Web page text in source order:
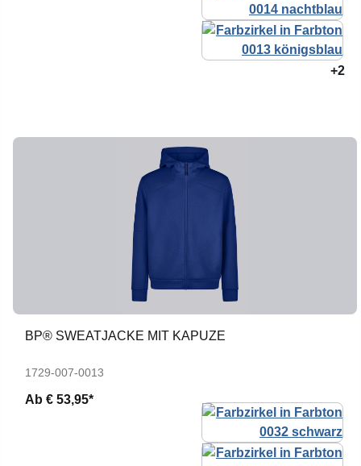
+2
BP® SWEATJACKE MIT KAPUZE
1729-007-0013
Ab € 53,95*